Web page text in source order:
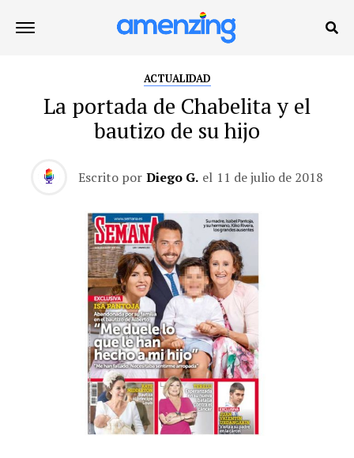
ACTUALIDAD
La portada de Chabelita y el
bautizo de su hijo
Escrito por Diego G. el 11 de julio de 2018